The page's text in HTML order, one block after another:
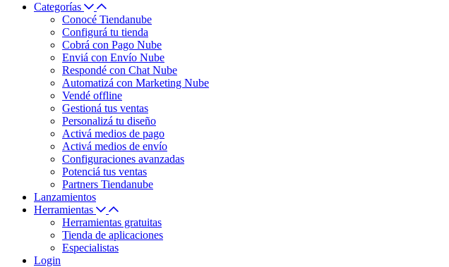
Categorías
Conocé Tiendanube
Configurá tu tienda
Cobrá con Pago Nube
Enviá con Envío Nube
Respondé con Chat Nube
Automatizá con Marketing Nube
Vendé offline
Gestioná tus ventas
Personalizá tu diseño
Activá medios de pago
Activá medios de envío
Configuraciones avanzadas
Potenciá tus ventas
Partners Tiendanube
Lanzamientos
Herramientas
Herramientas gratuitas
Tienda de aplicaciones
Especialistas
Login